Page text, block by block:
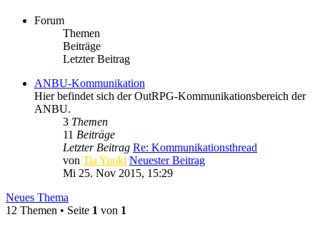
Forum
Themen
Beiträge
Letzter Beitrag
ANBU-Kommunikation
Hier befindet sich der OutRPG-Kommunikationsbereich der
ANBU.
3 Themen
11 Beiträge
Letzter Beitrag Re: Kommunikationsthread
von Tia Yuuki Neuester Beitrag
Mi 25. Nov 2015, 15:29
Neues Thema
12 Themen • Seite 1 von 1